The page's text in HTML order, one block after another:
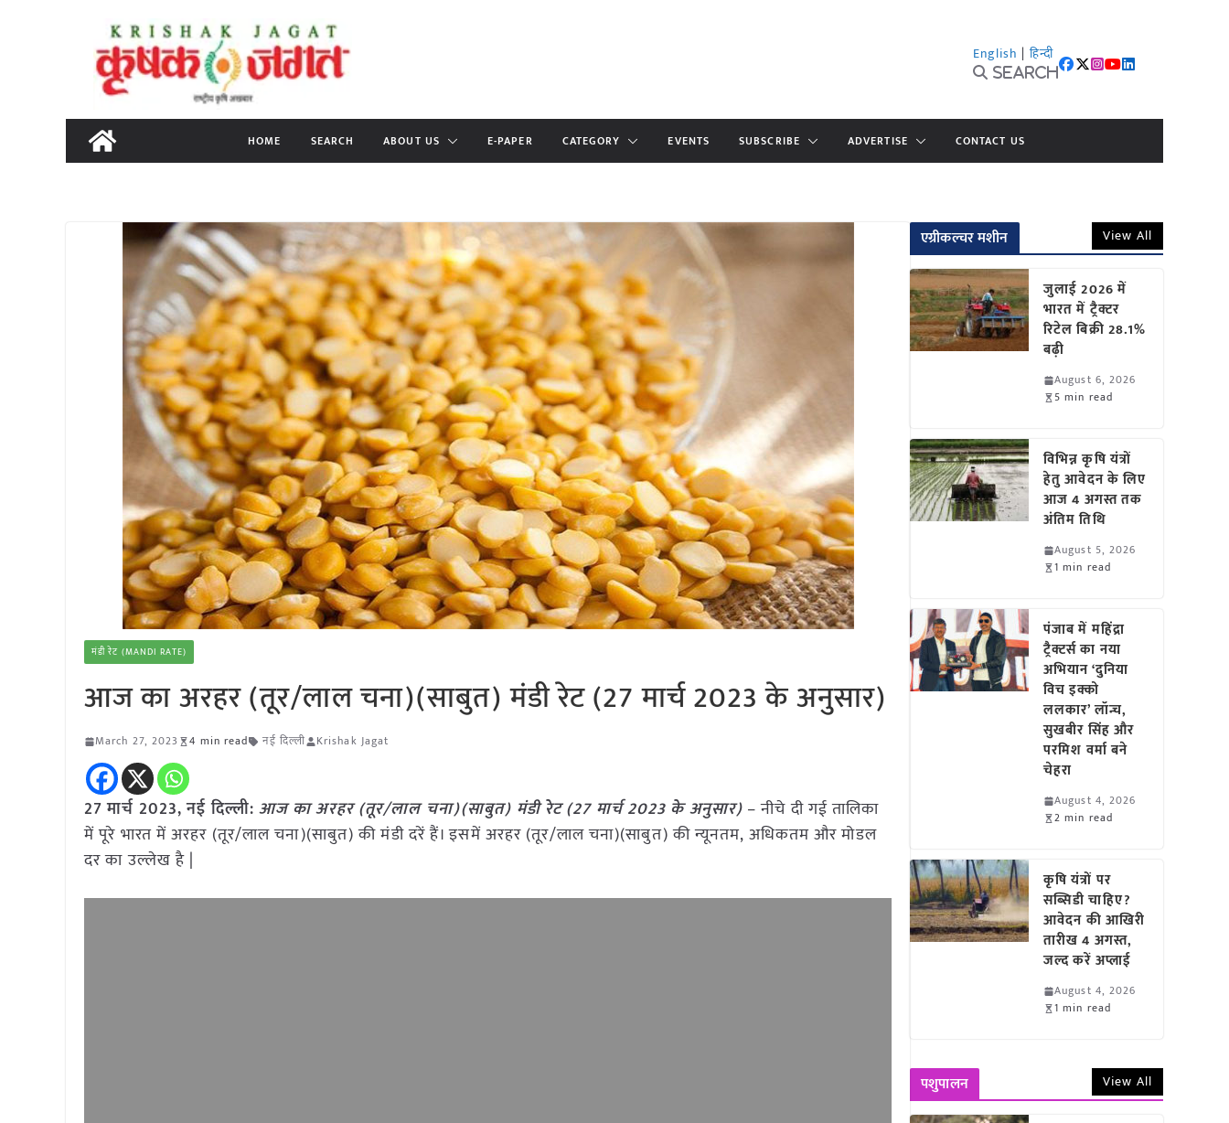
content
English | हिन्दी
Search
HOME SEARCH ABOUT US E-PAPER CATEGORY EVENTS SUBSCRIBE ADVERTISE CONTACT US
मंडी रेट (MANDI RATE)
आज का अरहर (तूर/लाल चना)(साबुत) मंडी रेट (27 मार्च 2023 के अनुसार)
March 27, 2023 4 min read नई दिल्ली Krishak Jagat
27 मार्च 2023, नई दिल्ली: आज का अरहर (तूर/लाल चना)(साबुत) मंडी रेट (27 मार्च 2023 के अनुसार) – नीचे दी गई तालिका
में पूरे भारत में अरहर (तूर/लाल चना)(साबुत) की मंडी दरें हैं। इसमें अरहर (तूर/लाल चना)(साबुत) की न्यूनतम, अधिकतम और मोडल
दर का उल्लेख है |
एग्रीकल्चर मशीन View All
जुलाई 2026 में
भारत में ट्रैक्टर
रिटेल बिक्री 28.1%
बढ़ी
August 6, 2026
5 min read
विभिन्न कृषि यंत्रों
हेतु आवेदन के लिए
आज 4 अगस्त तक
अंतिम तिथि
August 5, 2026
1 min read
पंजाब में महिंद्रा
ट्रैक्टर्स का नया
अभियान ‘दुनिया
विच इक्को
ललकार’ लॉन्च,
सुखबीर सिंह और
परमिश वर्मा बने
चेहरा
August 4, 2026
2 min read
कृषि यंत्रों पर
सब्सिडी चाहिए?
आवेदन की आखिरी
तारीख 4 अगस्त,
जल्द करें अप्लाई
August 4, 2026
1 min read
पशुपालन View All